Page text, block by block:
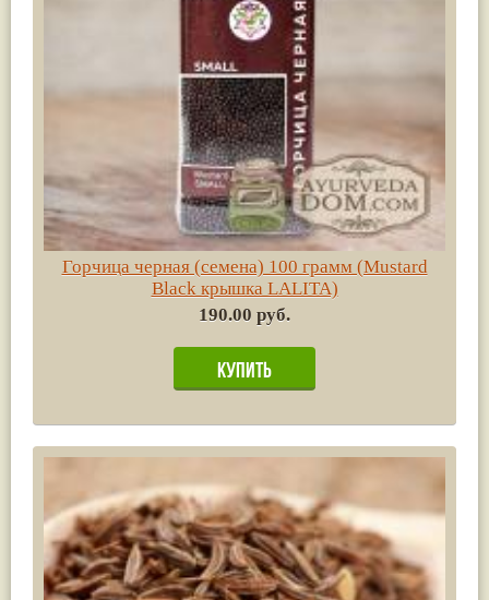
Горчица черная (семена) 100 грамм (Mustard
Black крышка LALITA)
190.00 руб.